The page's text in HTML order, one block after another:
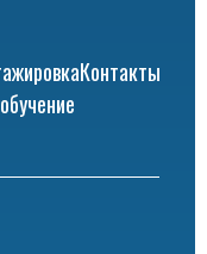
Контакты